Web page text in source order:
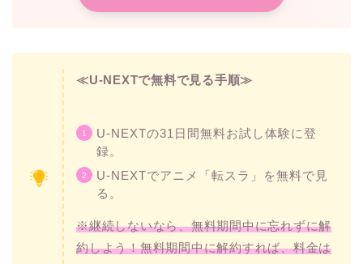
≪U-NEXTで無料で見る手順≫
U-NEXTの31日間無料お試し体験に登
録。
U-NEXTでアニメ「転スラ」を無料で見
る。
※継続しないなら、無料期間中に忘れずに解
約しよう！無料期間中に解約すれば、料金は